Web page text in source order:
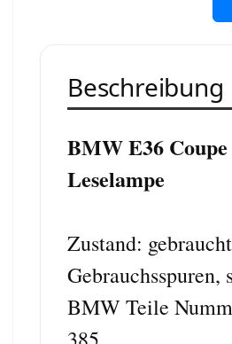
Beschreibung
BMW E36 Coupe
Leselampe
Zustand:
Gebrauchsspuren,
BMW Teile